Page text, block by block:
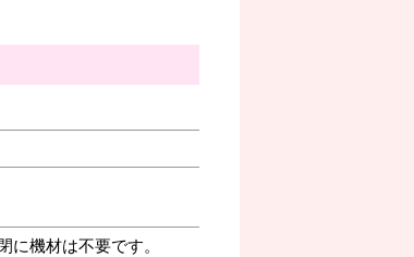
機材は不要です。